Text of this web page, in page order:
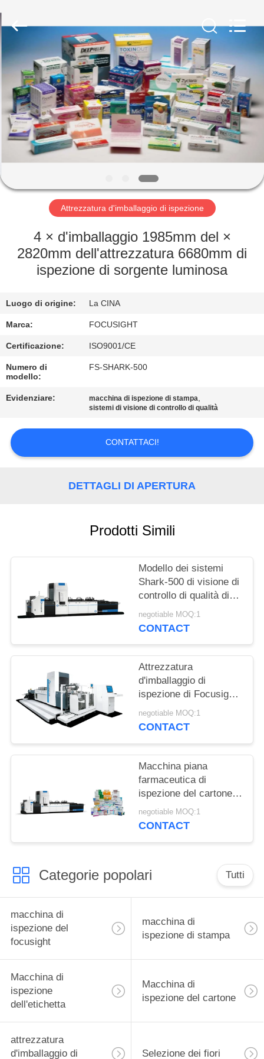
CASA
PRODOTTI
CIRCA
NOI
GIRO
DELLA
FABBRICA
CONTROLLO
QUALITÀ
CONTATTICI
NOTIZIE
UNA
CITAZIONE
POLICY
Focusight
Co.,Ltd.
Attrezzatura d'imballaggio di ispezione
4 × d'imballaggio 1985mm del ×
2820mm dell'attrezzatura 6680mm di
ispezione di sorgente luminosa
Luogo di origine: La CINA
Marca: FOCUSIGHT
Certificazione: ISO9001/CE
Numero di
modello:
FS-SHARK-500
Evidenziare: macchina di ispezione di stampa,
sistemi di visione di controllo di qualità
CONTATTACI!
DETTAGLI DI APERTURA
Prodotti Simili
Modello dei sistemi
Shark-500 di visione di
controllo di qualità di
stampa del contenitore
di imballaggio della
negotiable MOQ:1
CONTACT
Attrezzatura
d'imballaggio di
ispezione di Focusight,
doppio sistema di
ispezione
negotiable MOQ:1
CONTACT
Macchina piana
farmaceutica di
ispezione del cartone
per la stampa della
rilevazione di difetti
negotiable MOQ:1
CONTACT
Categorie popolari Tutti
macchina di
ispezione del
focusight
macchina di
ispezione di stampa
Macchina di
ispezione
dell'etichetta
Macchina di
ispezione del cartone
attrezzatura
d'imballaggio di
Selezione dei fiori